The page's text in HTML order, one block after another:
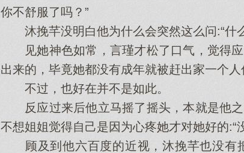
你不舒服了吗？”
沐挽芊没明白他为什么会突然这么问:“什
见她神色如常，言瑾才松了口气，觉得应
出来的，毕竟她都没有成年就被赶出家一个
不过，也好在并不是如此。
反应过来后他立马摇了摇头，本就是他之
不想姐姐觉得自己是因为心疼她才对她好的:“
顾及到他六百度的近视，沐挽芊也没有